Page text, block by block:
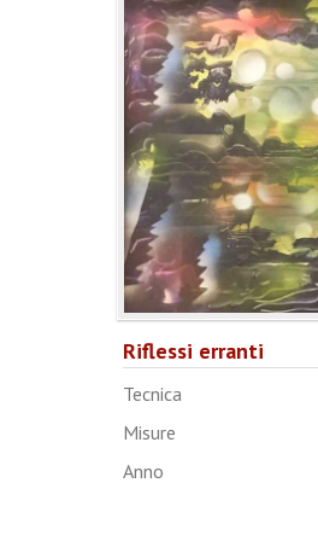
Riflessi erranti
Tecnica
Misure
Anno